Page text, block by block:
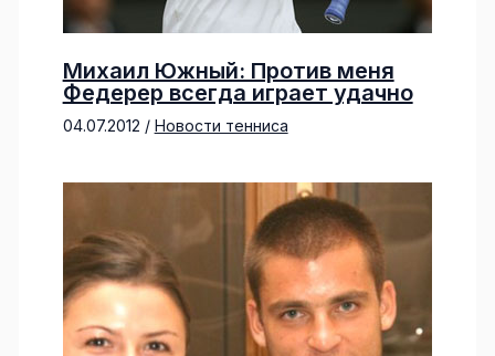
Михаил Южный: Против меня
Федерер всегда играет удачно
04.07.2012 / Новости тенниса